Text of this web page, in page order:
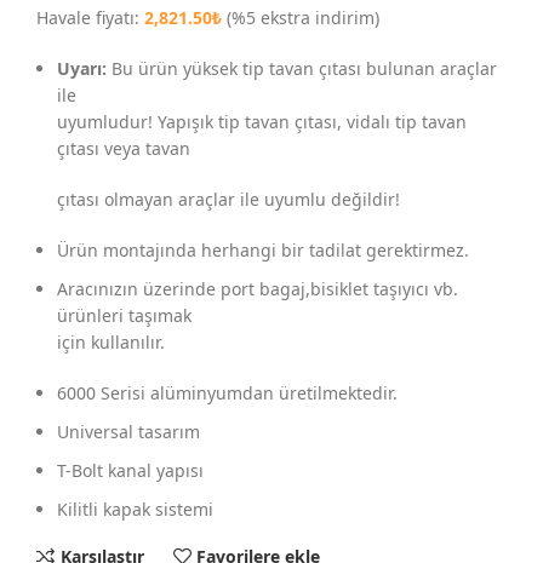
Havale fiyatı: 2,821.50₺ (%5 ekstra indirim)
Uyarı: Bu ürün yüksek tip tavan çıtası bulunan araçlar
ile
uyumludur! Yapışık tip tavan çıtası, vidalı tip tavan
çıtası veya tavan
çıtası olmayan araçlar ile uyumlu değildir!
Ürün montajında herhangi bir tadilat gerektirmez.
Aracınızın üzerinde port bagaj,bisiklet taşıyıcı vb.
ürünleri taşımak
için kullanılır.
6000 Serisi alüminyumdan üretilmektedir.
Universal tasarım
T-Bolt kanal yapısı
Kilitli kapak sistemi
Karşılaştır Favorilere ekle